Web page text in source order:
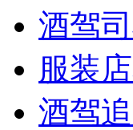
女孩北京地铁
无痛分娩是否安
外交部：反对
酒驾
服装
酒驾